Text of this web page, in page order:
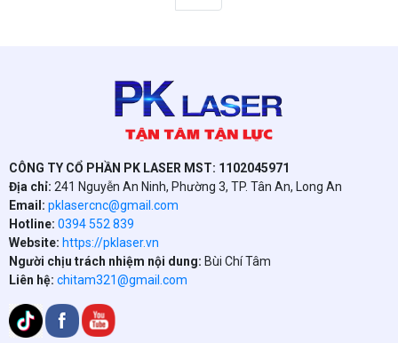
CÔNG TY CỔ PHẦN PK LASER MST: 1102045971
Địa chỉ: 241 Nguyễn An Ninh, Phường 3, TP. Tân An, Long An
Email: pklasercnc@gmail.com
Hotline: 0394 552 839
Website: https://pklaser.vn
Người chịu trách nhiệm nội dung: Bùi Chí Tâm
Liên hệ: chitam321@gmail.com